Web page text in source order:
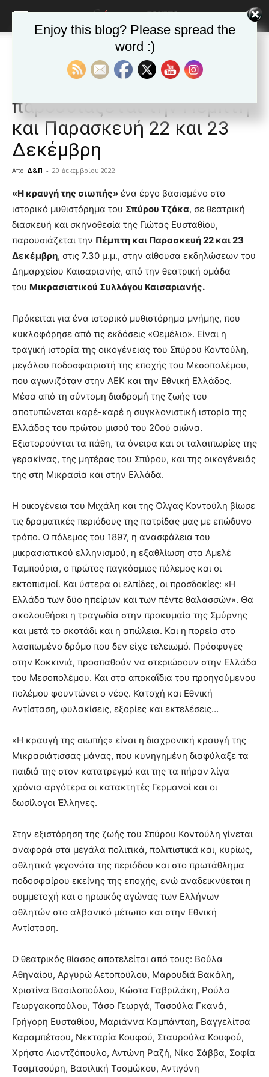
ΚΑΙΣΑΡΙΑΝΗ Νέα της Καισαριανής
«Η κραυγή της σιωπής»
παρουσιάζεται την Πέμπτη
και Παρασκευή 22 και 23
Δεκέμβρη
Από Δ&Π - 20 Δεκεμβρίου 2022
blonde
lesbians
hot
cam
show.desi
xxx
lyons
you
the
meaning
of
pain.
pornhun
hd
«Η κραυγή της σιωπής» ένα έργο βασισμένο στο
ιστορικό μυθιστόρημα του Σπύρου Τζόκα, σε θεατρική
διασκευή και σκηνοθεσία της Γιώτας Ευσταθίου,
παρουσιάζεται την Πέμπτη και Παρασκευή 22 και 23
Δεκέμβρη, στις 7.30 μ.μ., στην αίθουσα εκδηλώσεων του
Δημαρχείου Καισαριανής, από την θεατρική ομάδα
του Μικρασιατικού Συλλόγου Καισαριανής.
Πρόκειται για ένα ιστορικό μυθιστόρημα μνήμης, που
κυκλοφόρησε από τις εκδόσεις «Θεμέλιο». Είναι η
τραγική ιστορία της οικογένειας του Σπύρου Κοντούλη,
μεγάλου ποδοσφαιριστή της εποχής του Μεσοπολέμου,
που αγωνιζόταν στην ΑΕΚ και την Εθνική Ελλάδος.
Μέσα από τη σύντομη διαδρομή της ζωής του
αποτυπώνεται καρέ-καρέ η συγκλονιστική ιστορία της
Ελλάδας του πρώτου μισού του 20ού αιώνα.
Εξιστορούνται τα πάθη, τα όνειρα και οι ταλαιπωρίες της
γερακίνας, της μητέρας του Σπύρου, και της οικογένειάς
της στη Μικρασία και στην Ελλάδα.
Η οικογένεια του Μιχάλη και της Όλγας Κοντούλη βίωσε
τις δραματικές περιόδους της πατρίδας μας με επώδυνο
τρόπο. Ο πόλεμος του 1897, η ανασφάλεια του
μικρασιατικού ελληνισμού, η εξαθλίωση στα Αμελέ
Ταμπούρια, ο πρώτος παγκόσμιος πόλεμος και οι
εκτοπισμοί. Και ύστερα οι ελπίδες, οι προσδοκίες: «Η
Ελλάδα των δύο ηπείρων και των πέντε θαλασσών». Θα
ακολουθήσει η τραγωδία στην προκυμαία της Σμύρνης
και μετά το σκοτάδι και η απώλεια. Και η πορεία στο
λασπωμένο δρόμο που δεν είχε τελειωμό. Πρόσφυγες
στην Κοκκινιά, προσπαθούν να στεριώσουν στην Ελλάδα
του Μεσοπολέμου. Και στα αποκαΐδια του προηγούμενου
πολέμου φουντώνει ο νέος. Κατοχή και Εθνική
Αντίσταση, φυλακίσεις, εξορίες και εκτελέσεις…
«Η κραυγή της σιωπής» είναι η διαχρονική κραυγή της
Μικρασιάτισσας μάνας, που κυνηγημένη διαφύλαξε τα
παιδιά της στον κατατρεγμό και της τα πήραν λίγα
χρόνια αργότερα οι κατακτητές Γερμανοί και οι
δωσίλογοι Έλληνες.
Στην εξιστόρηση της ζωής του Σπύρου Κοντούλη γίνεται
αναφορά στα μεγάλα πολιτικά, πολιτιστικά και, κυρίως,
αθλητικά γεγονότα της περιόδου και στο πρωτάθλημα
ποδοσφαίρου εκείνης της εποχής, ενώ αναδεικνύεται η
συμμετοχή και ο ηρωικός αγώνας των Ελλήνων
αθλητών στο αλβανικό μέτωπο και στην Εθνική
Αντίσταση.
Ο θεατρικός θίασος αποτελείται από τους: Βούλα
Αθηναίου, Αργυρώ Αετοπούλου, Μαρουδιά Βακάλη,
Χριστίνα Βασιλοπούλου, Κώστα Γαβριλάκη, Ρούλα
Γεωργακοπούλου, Τάσο Γεωργά, Τασούλα Γκανά,
Γρήγορη Ευσταθίου, Μαριάννα Καμπάνταη, Βαγγελίτσα
Καραμπέτσου, Νεκταρία Κουφού, Σταυρούλα Κουφού,
Χρήστο Λιοντζόπουλο, Αντώνη Ραζή, Νίκο Σάββα, Σοφία
Τσαμτσούρη, Βασιλική Τσομώκου, Αντιγόνη
Enjoy this blog? Please spread the
word :)